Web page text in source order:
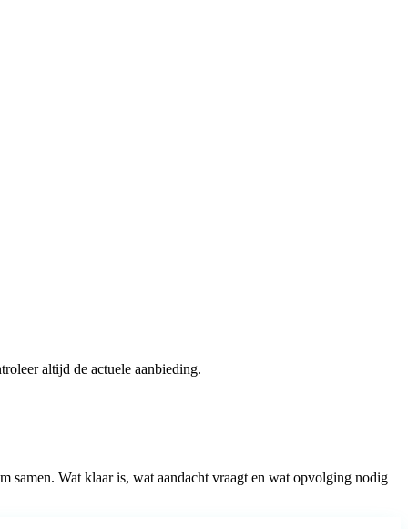
altijd de actuele aanbieding.
samen. Wat klaar is, wat aandacht vraagt en wat opvolging nodig